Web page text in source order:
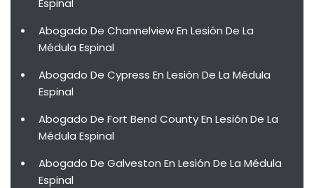
Espinal
Abogado De Channelview En Lesión De La
Médula Espinal
Abogado De Cypress En Lesión De La Médula
Espinal
Abogado De Fort Bend County En Lesión De La
Médula Espinal
Abogado De Galveston En Lesión De La Médula
Espinal